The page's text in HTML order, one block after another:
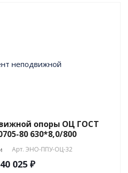
опоры ОЦ ГОСТ
80 630*8,0/800
Арт. ЭНО-ППУ-ОЦ-32
025 ₽